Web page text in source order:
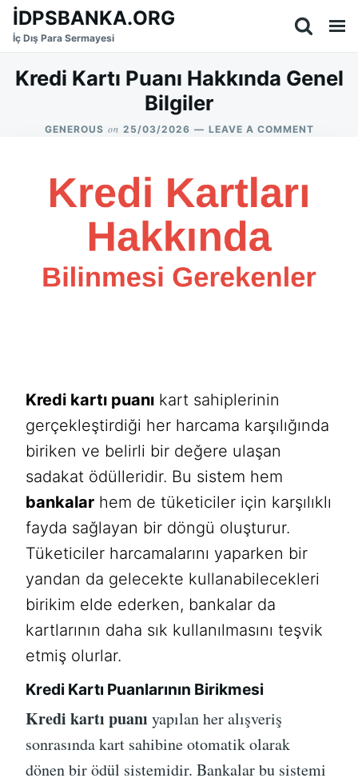
SkipSearch
for:
İDPSBANKA.ORG
İç Dış Para Sermayesi
Kredi Kartı Puanı Hakkında Genel
Bilgiler
GENEROUS on 25/03/2026 LEAVE A COMMENTON
Kredi kartı puanı kart sahiplerinin
gerçekleştirdiği her harcama karşılığında
biriken ve belirli bir değere ulaşan
sadakat ödülleridir. Bu sistem hem
bankalar hem de tüketiciler için karşılıklı
fayda sağlayan bir döngü oluşturur.
Tüketiciler harcamalarını yaparken bir
yandan da gelecekte kullanabilecekleri
birikim elde ederken, bankalar da
kartlarının daha sık kullanılmasını teşvik
etmiş olurlar.
Kredi Kartı Puanlarının Birikmesi
Kredi kartı puanı yapılan her alışveriş
sonrasında kart sahibine otomatik olarak
dönen bir ödül sistemidir. Bankalar bu sistemi